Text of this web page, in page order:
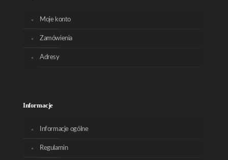
Moje konto
Zamówienia
Adresy
Informacje
Informacje ogólne
Regulamin